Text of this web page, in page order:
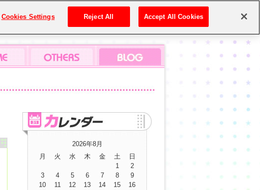
2026年8月
月
火 水 木 金 土 日
1
2
3
4 5 6 7 8
9
10
11 12 13 14 15
16
Cookies Settings Reject All Accept All Cookies